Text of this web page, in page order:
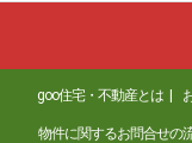
goo住宅・不動産とは
物件に関するお問合せの